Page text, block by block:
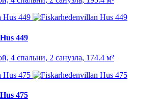
449
4 спальни, 2 санузла, 174.4 м²
475